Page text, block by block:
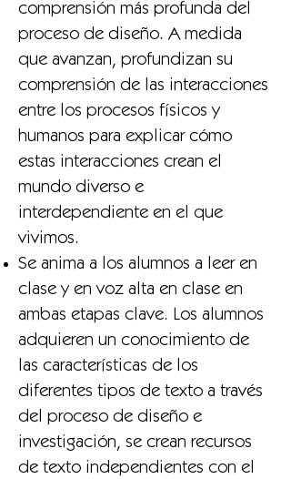
comprensión más profunda del
proceso de diseño. A medida
que avanzan, profundizan su
comprensión de las interacciones
entre los procesos físicos y
humanos para explicar cómo
estas interacciones crean el
mundo diverso e
interdependiente en el que
vivimos.
Se anima a los alumnos a leer en
clase y en voz alta en clase en
ambas etapas clave. Los alumnos
adquieren un conocimiento de
las características de los
diferentes tipos de texto a través
del proceso de diseño e
investigación, se crean recursos
de texto independientes con el